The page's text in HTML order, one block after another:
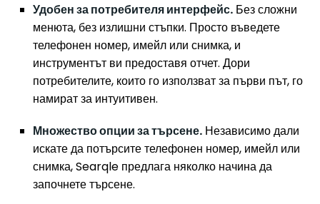
Удобен за потребителя интерфейс. Без сложни
менюта, без излишни стъпки. Просто въведете
телефонен номер, имейл или снимка, и
инструментът ви предоставя отчет. Дори
потребителите, които го използват за първи път, го
намират за интуитивен.
Множество опции за търсене. Независимо дали
искате да потърсите телефонен номер, имейл или
снимка, Searqle предлага няколко начина да
започнете търсене.